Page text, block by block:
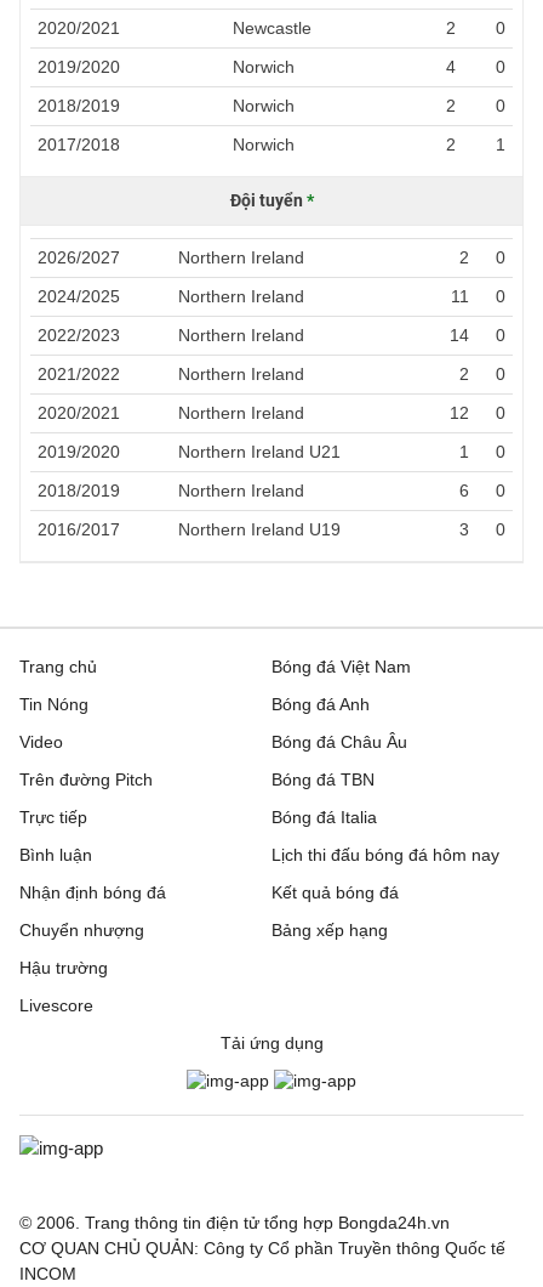
2020/2021
Newcastle 2
0
2019/2020
Norwich 4
0
2018/2019
Norwich 2
0
2017/2018
Norwich 2 1
Đội tuyển *
2026/2027 Northern Ireland 2
0
2024/2025
Northern Ireland 11
0
2022/2023
Northern Ireland 14
0
2021/2022
Northern Ireland 2
0
2020/2021
Northern Ireland 12
0
2019/2020
Northern Ireland U21 1
0
2018/2019
Northern Ireland 6
0
2016/2017
Northern Ireland U19 3 0
Trang chủ
Tin Nóng
Video
Trên đường Pitch
Trực tiếp
Bóng đá Việt Nam
Bóng đá Anh
Bóng đá Châu Âu
Bóng đá TBN
Bóng đá Italia
Bình luận
Nhận định bóng đá
Chuyển nhượng
Hậu trường
Livescore
Lịch thi đấu bóng đá hôm nay
Kết quả bóng đá
Bảng xếp hạng
Tải ứng dụng
© 2006. Trang thông tin điện tử tổng hợp Bongda24h.vn
CƠ QUAN CHỦ QUẢN: Công ty Cổ phần Truyền thông Quốc tế
INCOM